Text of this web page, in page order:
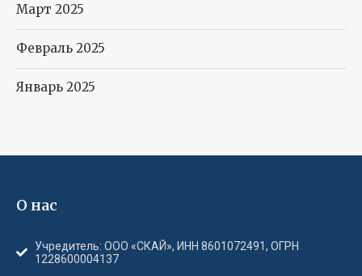
Март 2025
Февраль 2025
Январь 2025
О нас
Учредитель: ООО «СКАЙ», ИНН 8601072491, ОГРН
1228600004137